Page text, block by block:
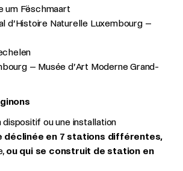
um Fëschmaart
d’Histoire Naturelle Luxembourg –
– Musée d’Art Moderne Grand-
dispositif ou une installation
en 7 stations différentes,
ou qui se construit de station en